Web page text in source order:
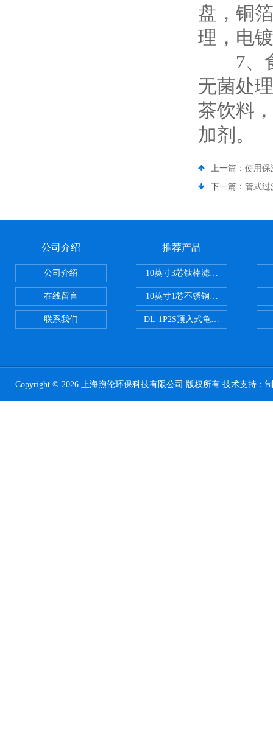
盘，铜
理，电
7、食
无菌处
茶饮料
加剂。
上一篇： 使用保
下一篇： 管式过
公司介绍
公司介绍
在线留言
联系我们
推荐产品
10英寸3芯钛棒滤芯过滤器
10英寸1芯不锈钢钛棒过滤器
DL-1P2S顶入式龟背过滤器
Copyright © 2026 上海煦伦环保科技有限公司 版权所有 技术支持：